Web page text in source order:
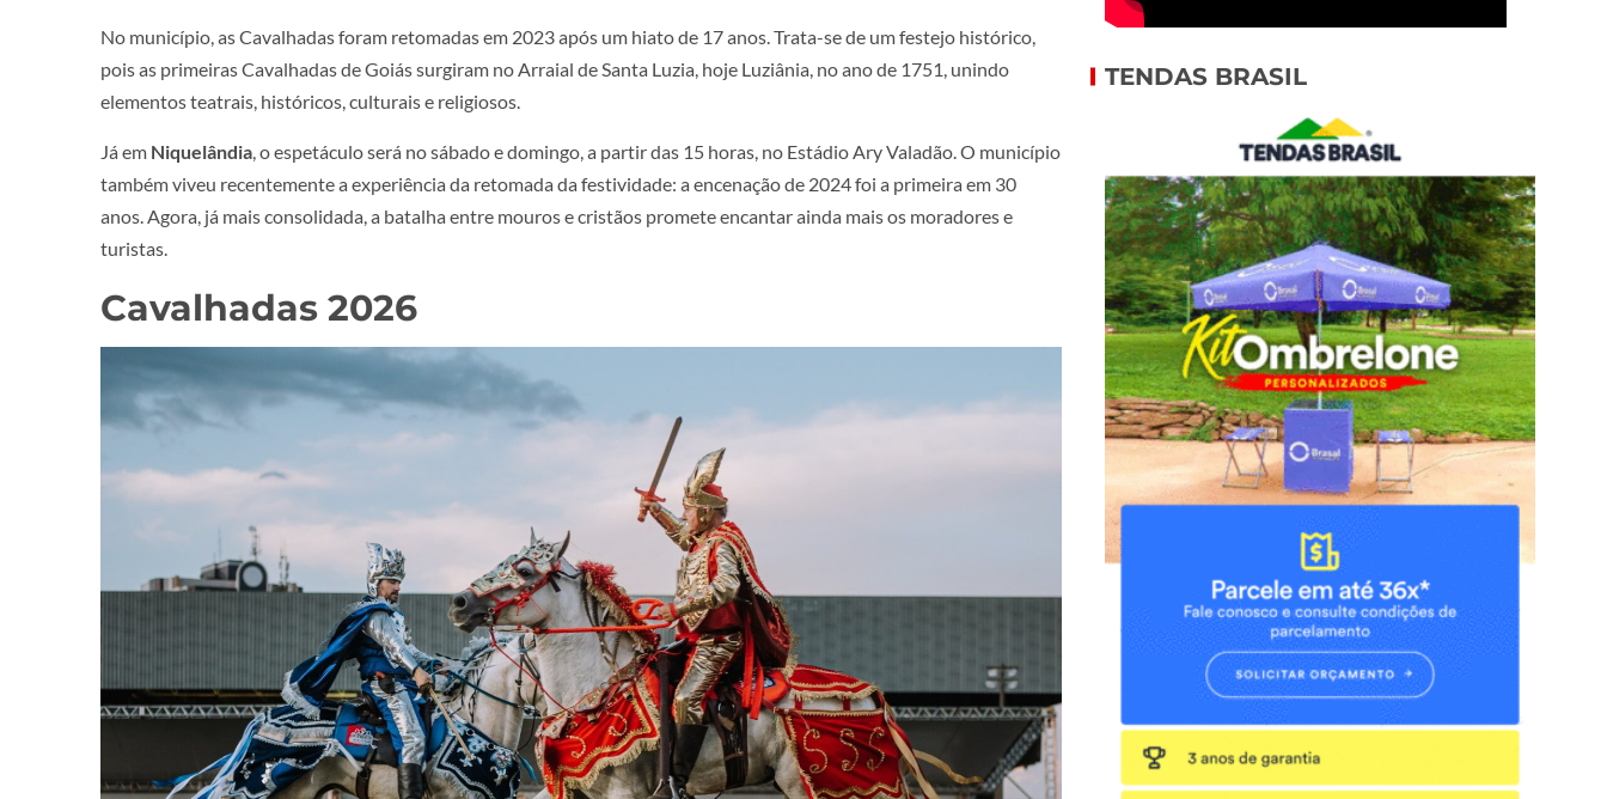
No município, as Cavalhadas foram retomadas em 2023 após um hiato de 17 anos. Trata-se de um festejo histórico,
pois as primeiras Cavalhadas de Goiás surgiram no Arraial de Santa Luzia, hoje Luziânia, no ano de 1751, unindo
elementos teatrais, históricos, culturais e religiosos.
Já em Niquelândia, o espetáculo será no sábado e domingo, a partir das 15 horas, no Estádio Ary Valadão. O município
também viveu recentemente a experiência da retomada da festividade: a encenação de 2024 foi a primeira em 30
anos. Agora, já mais consolidada, a batalha entre mouros e cristãos promete encantar ainda mais os moradores e
turistas.
Cavalhadas 2026
TENDAS BRASIL